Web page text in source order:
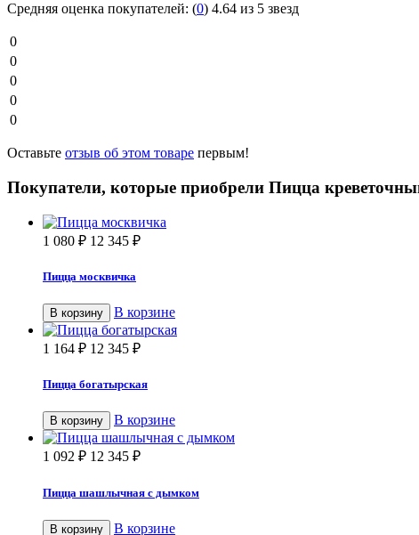
Средняя оценка покупателей: (0) 4.64 из 5 звезд
0
0
0
0
0
Оставьте отзыв об этом товаре первым!
Покупатели, которые приобрели Пицца
1 080 ₽ 12 345 ₽
Пицца москвичка
В корзину В корзине
1 164 ₽ 12 345 ₽
Пицца богатырская
В корзину В корзине
1 092 ₽ 12 345 ₽
Пицца шашлычная с дымком
В корзину В корзине